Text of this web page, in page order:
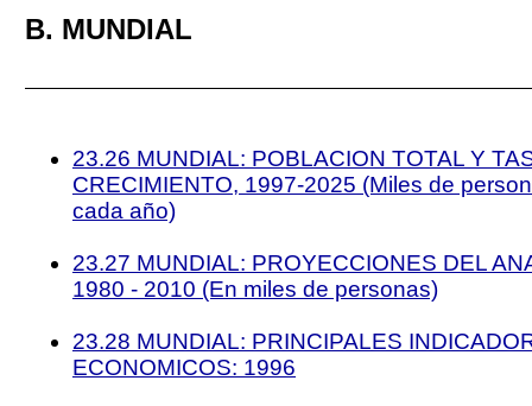
B. MUNDIAL
23.26 MUNDIAL: POBLACION TOTAL Y
CRECIMIENTO, 1997-2025 (Miles de
cada año)
23.27 MUNDIAL: PROYECCIONES DEL
1980 - 2010 (En miles de personas)
23.28 MUNDIAL: PRINCIPALES
ECONOMICOS: 1996